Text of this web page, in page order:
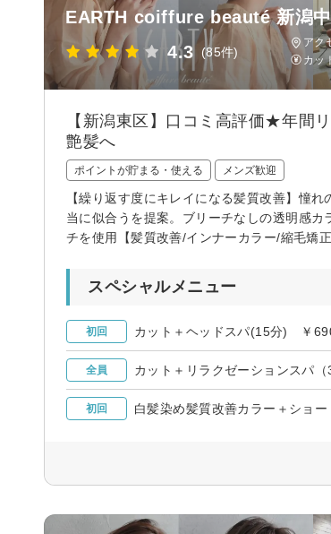
EARTH coiffure beauté 新潟
4.3 (85件)
アク
カッ
【新潟東区】口コミ高評価★年間
艶髪へ
ポイントが貯まる・使える メンズ歓迎
【繰り返す度にキレイになる髪質改善】憧
当に似合うを提案。ブリーチなしの透明感
チを使用【髪質改善/インナーカラー/縮毛矯正
スペシャルメニュー
初回 カット＋ヘッドスパ(15分) ￥
全員 カット＋リラクゼーションスパ
初回 白髪染め髪質改善カラー＋ショ